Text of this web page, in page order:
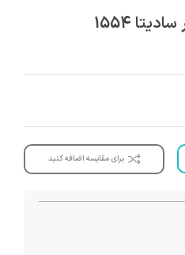
1554
برای مقایسه اضافه کنید